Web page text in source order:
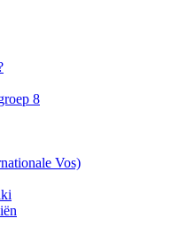
8
Vos)